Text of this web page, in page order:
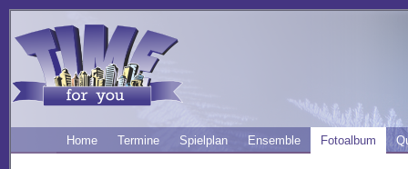
Home Termine Spielplan Ensemble Fotoalbum